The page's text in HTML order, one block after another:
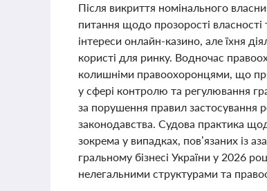
Після викриття номінального
питання щодо прозорості власності
інтереси онлайн-казино, але їхня
користі для ринку. Водночас
колишніми правоохоронцями, що
у сфері контролю та регулювання
за порушення правил застосування
законодавства. Судова практика
зокрема у випадках, пов’язаних із
гральному бізнесі України у 2026
нелегальними структурами та